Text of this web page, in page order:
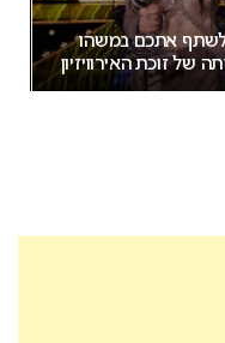
לשתף אתכם במשהו
של זוכת האירוויזיון
הרשת